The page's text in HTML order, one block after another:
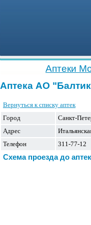
Аптеки
Аптека АО
Вернуться к списку аптек
Город
Санкт-
Адрес
Телефон
311-77-12
Схема проезда до